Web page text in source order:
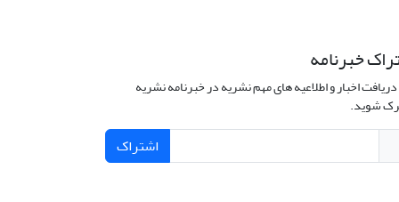
خبرنامه
اخبار و اطلاعیه های مهم نشریه در خبرنامه نشریه
شوید.
اشتراک